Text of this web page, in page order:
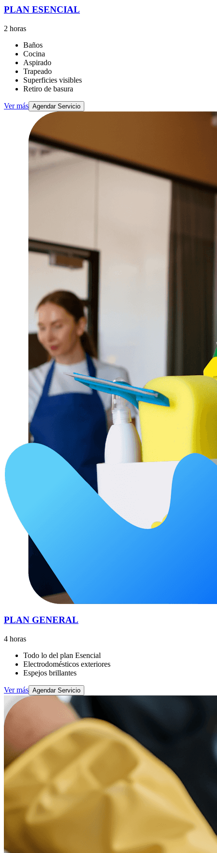
PLAN ESENCIAL
2 horas
Baños
Cocina
Aspirado
Trapeado
Superficies visibles
Retiro de basura
Ver más Agendar Servicio
PLAN GENERAL
4 horas
Todo lo del plan Esencial
Electrodomésticos exteriores
Espejos brillantes
Ver más Agendar Servicio